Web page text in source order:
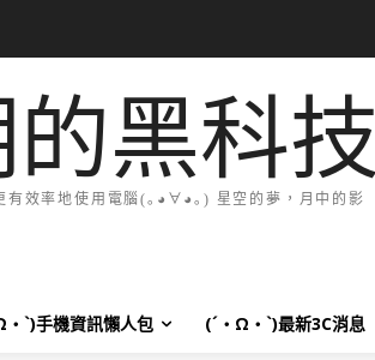
黑科技
有效率地使用電腦(｡◕∀◕｡) 星空的夢，月中的影
・`)手機資訊懶人包 (´・Ω・`)最新3C消息